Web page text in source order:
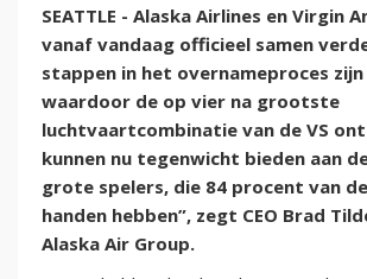
SEATTLE - Alaska Airlines en Virgin
vanaf vandaag officieel samen
stappen in het overnameproces
waardoor de op vier na grootste
luchtvaartcombinatie van de VS
kunnen nu tegenwicht bieden aan
grote spelers, die 84 procent van
handen hebben”, zegt CEO Brad
Alaska Air Group.